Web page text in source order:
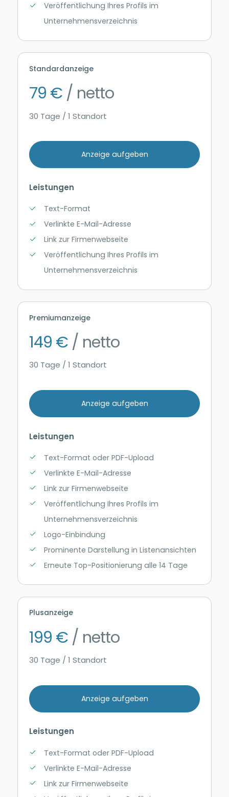
Veröffentlichung Ihres Profils im
Unternehmensverzeichnis
Standardanzeige
79 € / netto
30 Tage / 1 Standort
Anzeige aufgeben
Leistungen
Text-Format
Verlinkte E-Mail-Adresse
Link zur Firmenwebseite
Veröffentlichung Ihres Profils im
Unternehmensverzeichnis
Premiumanzeige
149 € / netto
30 Tage / 1 Standort
Anzeige aufgeben
Leistungen
Text-Format oder PDF-Upload
Verlinkte E-Mail-Adresse
Link zur Firmenwebseite
Veröffentlichung Ihres Profils im
Unternehmensverzeichnis
Logo-Einbindung
Prominente Darstellung in Listenansichten
Erneute Top-Positionierung alle 14 Tage
Plusanzeige
199 € / netto
30 Tage / 1 Standort
Anzeige aufgeben
Leistungen
Text-Format oder PDF-Upload
Verlinkte E-Mail-Adresse
Link zur Firmenwebseite